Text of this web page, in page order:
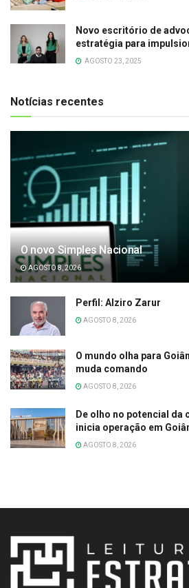
Novo escritório de
estratégia para
AGOSTO 23, 2025
Notícias recentes
O novo Simples Nacional
AGOSTO 8, 2026
Perfil: Alziro Zarur
AGOSTO 8, 2026
O mundo olha para
muda comando
AGOSTO 8, 2026
De olho no potencial da
inicia operação em
AGOSTO 8, 2026